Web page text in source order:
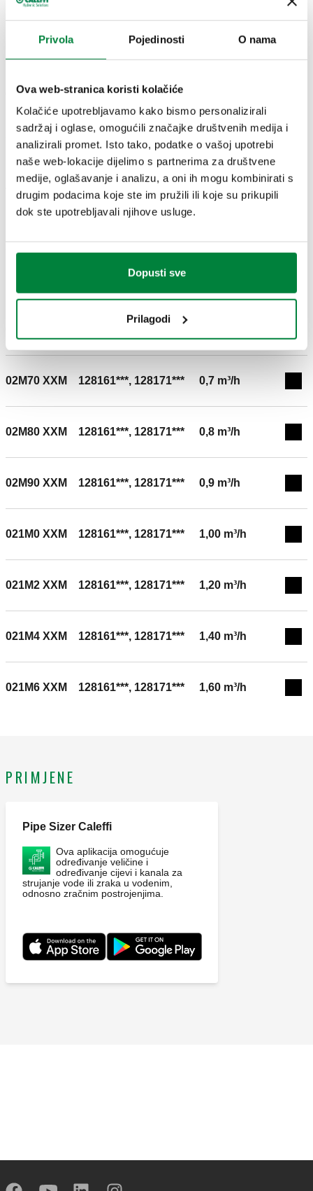
Privola Pojedinosti O nama
Ova web-stranica koristi kolačiće
Kolačiće upotrebljavamo kako bismo personalizirali
sadržaj i oglase, omogućili značajke društvenih medija i
analizirali promet. Isto tako, podatke o vašoj upotrebi
naše web-lokacije dijelimo s partnerima za društvene
medije, oglašavanje i analizu, a oni ih mogu kombinirati s
drugim podacima koje ste im pružili ili koje su prikupili
dok ste upotrebljavali njihove usluge.
Dopusti sve
Prilagodi
Broj dijela Nominalni protok
02M50 XXM 128161***, 128171***
3D modeli
Tekst tendera Prikaži Kopiraj
od 1" i 1 1/4", s adapterom. Nominalni protok: 0,5 m³/h.
Prikaži
02M70 XXM 128161***, 128171*** 0,7 m³/h
02M80 XXM 128161***, 128171*** 0,8 m³/h
02M90 XXM 128161***, 128171*** 0,9 m³/h
021M0 XXM 128161***, 128171*** 1,00 m³/h
021M2 XXM 128161***, 128171*** 1,20 m³/h
021M4 XXM 128161***, 128171*** 1,40 m³/h
021M6 XXM 128161***, 128171*** 1,60 m³/h
PRIMJENE
Pipe Sizer Caleffi
Ova aplikacija omogućuje
određivanje veličine i
određivanje cijevi i kanala za
strujanje vode ili zraka u vodenim,
odnosno zračnim postrojenjima.